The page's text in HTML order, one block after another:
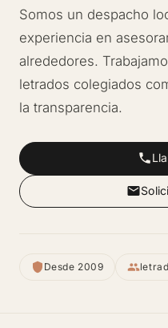
Somos un despacho
experiencia en
alrededores.
letrados colegiados
la transparencia.
Desde 2009